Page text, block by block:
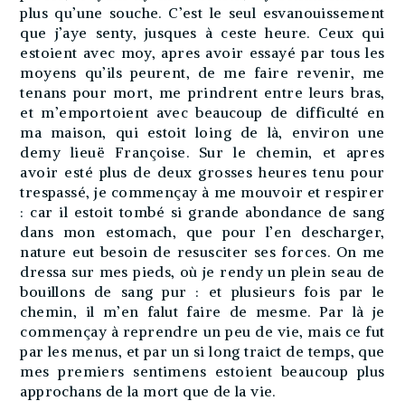
plus qu’une souche. C’est le seul esvanouissement
que j’aye senty, jusques à ceste heure. Ceux qui
estoient avec moy, apres avoir essayé par tous les
moyens qu’ils peurent, de me faire revenir, me
tenans pour mort, me prindrent entre leurs bras,
et m’emportoient avec beaucoup de difficulté en
ma maison, qui estoit loing de là, environ une
demy lieuë Françoise. Sur le chemin, et apres
avoir esté plus de deux grosses heures tenu pour
trespassé, je commençay à me mouvoir et respirer
: car il estoit tombé si grande abondance de sang
dans mon estomach, que pour l’en descharger,
nature eut besoin de resusciter ses forces. On me
dressa sur mes pieds, où je rendy un plein seau de
bouillons de sang pur : et plusieurs fois par le
chemin, il m’en falut faire de mesme. Par là je
commençay à reprendre un peu de vie, mais ce fut
par les menus, et par un si long traict de temps, que
mes premiers sentimens estoient beaucoup plus
approchans de la mort que de la vie.